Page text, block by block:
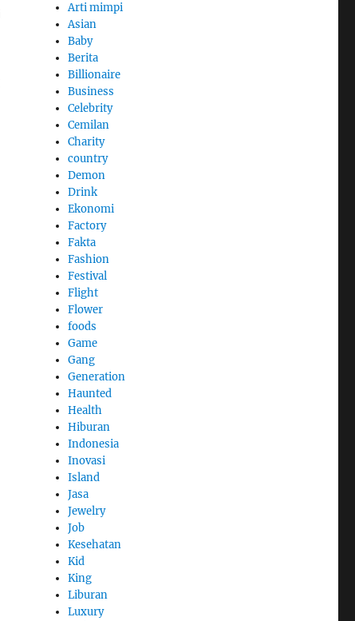
Arti mimpi
Asian
Baby
Berita
Billionaire
Business
Celebrity
Cemilan
Charity
country
Demon
Drink
Ekonomi
Factory
Fakta
Fashion
Festival
Flight
Flower
foods
Game
Gang
Generation
Haunted
Health
Hiburan
Indonesia
Inovasi
Island
Jasa
Jewelry
Job
Kesehatan
Kid
King
Liburan
Luxury